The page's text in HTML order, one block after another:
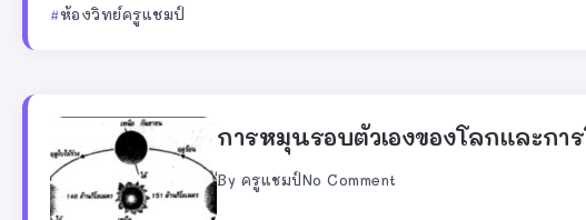
ห้องวิทย์ครูแชมป์
การหมุนรอบตัวเองของโลกและกา
By ครูแชมป์No Comment